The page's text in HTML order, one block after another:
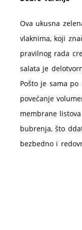
Ova ukusna
vlaknima, koji
pravilnog rada
salata je
Pošto je sama
povećanje
membrane
bubrenja, što
bezbedno i